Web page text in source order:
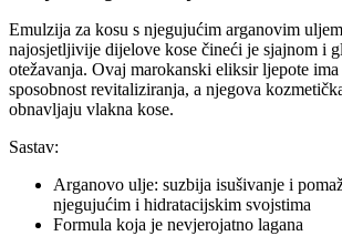
Emulzija za kosu s njegujućim arganovim
najosjetljivije dijelove kose čineći je sjajnom i
otežavanja. Ovaj marokanski eliksir ljepote
sposobnost revitaliziranja, a njegova
obnavljaju vlakna kose.
Sastav:
Arganovo ulje: suzbija isušivanje i
njegujućim i hidratacijskim svojstima
Formula koja je nevjerojatno lagana